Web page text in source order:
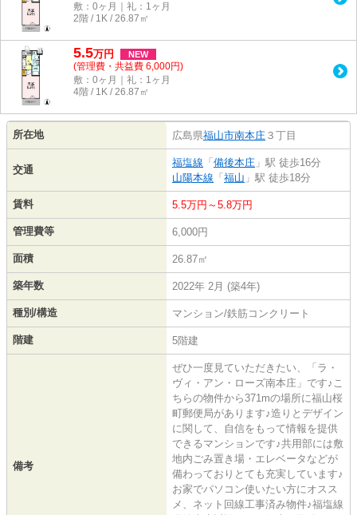
敷：0ヶ月｜礼：1ヶ月
2階 / 1K / 26.87㎡
5.5万円 NEW
(管理費・共益費 6,000円)
敷：0ヶ月｜礼：1ヶ月
4階 / 1K / 26.87㎡
所在地 広島県福山市南本庄 ３丁目
交通
福塩線 「 備後本庄 」駅 徒歩16分
山陽本線 「 福山 」駅 徒歩18分
賃料 5.5万円～5.8万円
管理費等 6,000円
面積 26.87㎡
築年数 2022年 2月 (築4年)
種別/構造 マンション/鉄筋コンクリート
階建 5階建
備考
ぜひ一度見ていただきたい、「ラ・
ヴィ・アン・ローズ南本庄」です♪こ
ちらの物件から371mの場所に福山桜
町郵便局があります♪造りとデザイン
に関して、自信をもって情報を提供
できるマンションです♪共用部には敷
地内ごみ置き場・エレベータなどが
備わっておりとても充実しています♪
お家でパソコン使いたい方にオスス
メ、ネット回線工事済み物件♪福塩線